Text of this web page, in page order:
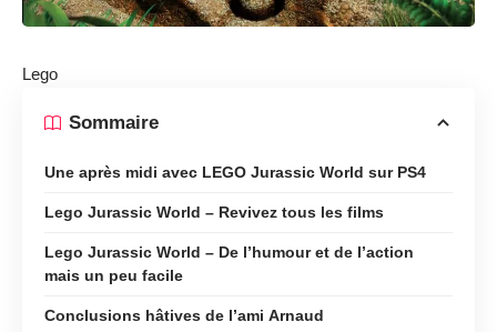
Lego
Sommaire
Une après midi avec LEGO Jurassic World sur PS4
Lego Jurassic World – Revivez tous les films
Lego Jurassic World – De l’humour et de l’action
mais un peu facile
Conclusions hâtives de l’ami Arnaud